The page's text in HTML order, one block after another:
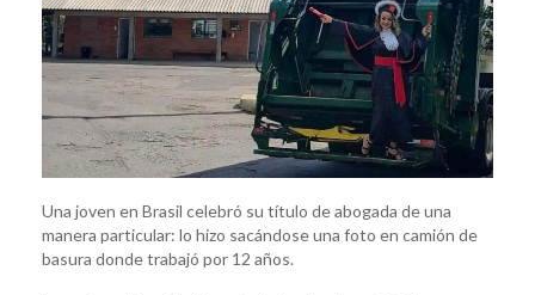
Una joven en Brasil celebró su título de abogada de una
manera particular: lo hizo sacándose una foto en camión de
basura donde trabajó por 12 años.